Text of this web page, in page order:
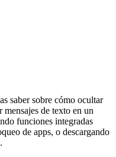
saber sobre cómo ocultar
de texto en un
funciones integradas
de apps, o descargando